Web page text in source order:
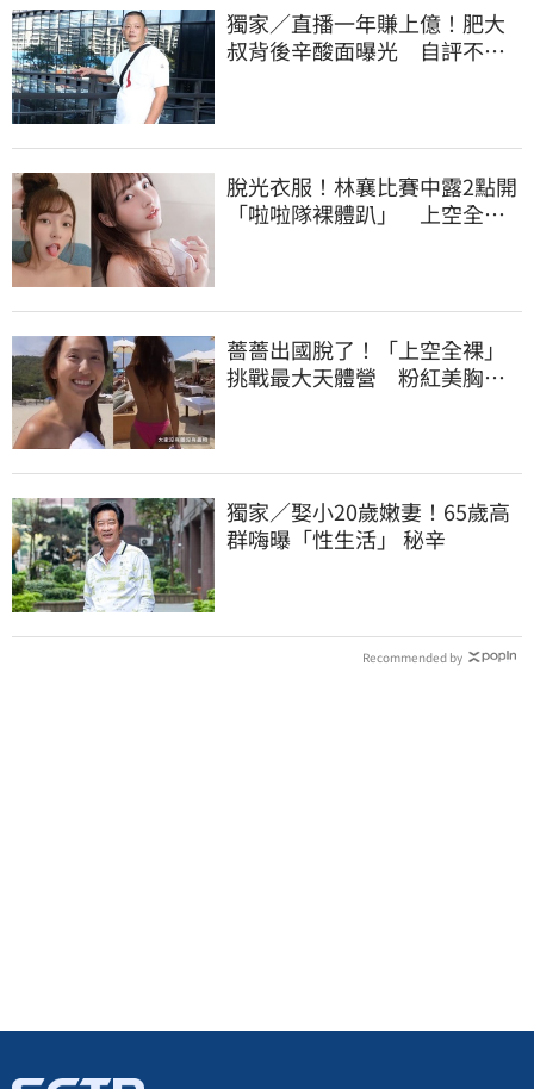
獨家／直播一年賺上億！肥大
叔背後辛酸面曝光 自評不及
脫光衣服！林襄比賽中露2點開
「啦啦隊裸體趴」 上空全裸
薔薔出國脫了！「上空全裸」
挑戰最大天體營 粉紅美胸被
獨家／娶小20歲嫩妻！65歲高
群嗨曝「性生活」 秘辛
Recommended by